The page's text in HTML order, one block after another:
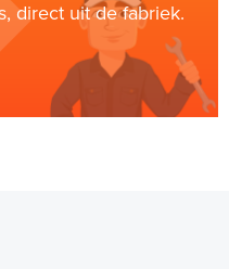
direct uit de fabriek.